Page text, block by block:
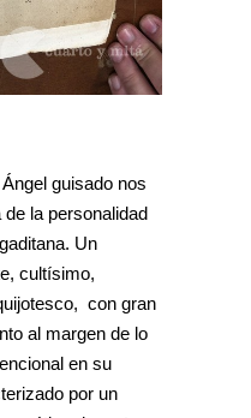
guisado nos
la personalidad
Un
cultísimo,
con gran
al margen de lo
en su
por un